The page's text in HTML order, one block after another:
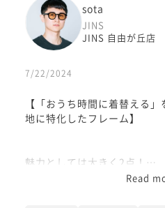
sota
JINS
JINS 自由が丘店
7/22/2024
【「おうち時間に着替える
地に特化したフレーム】
魅力としては大きく2点！
Read